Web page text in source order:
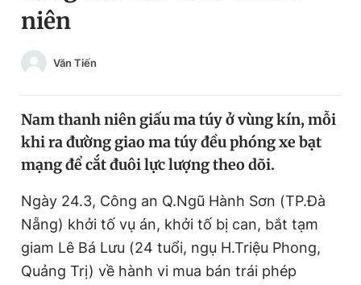
Chuyên mục khác
Chào ngày mới
Magazine
Sản phẩm khác
Tiện ích Bạn cần biết
niên
Văn Tiến
Nam thanh niên giấu ma túy ở vùng kín, mỗi
khi ra đường giao ma túy đều phóng xe bạt
mạng để cắt đuôi lực lượng theo dõi.
Ngày 24.3, Công an Q.Ngũ Hành Sơn (TP.Đà
Nẵng) khởi tố vụ án, khởi tố bị can, bắt tạm
giam Lê Bá Lưu (24 tuổi, ngụ H.Triệu Phong,
Quảng Trị) về hành vi mua bán trái phép